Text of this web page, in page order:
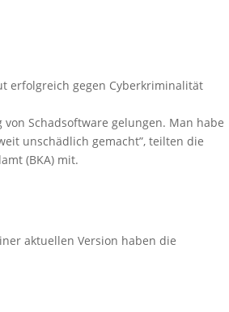
erfolgreich gegen Cyberkriminalität
Schadsoftware gelungen. Man habe
unschädlich gemacht”, teilten die
(BKA) mit.
aktuellen Version haben die